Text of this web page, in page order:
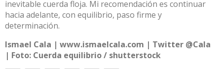
inevitable cuerda floja. Mi recomendación es continuar
hacia adelante, con equilibrio, paso firme y
determinación.
Ismael Cala | www.ismaelcala.com | Twitter @Cala
| Foto: Cuerda equilibrio / shutterstock